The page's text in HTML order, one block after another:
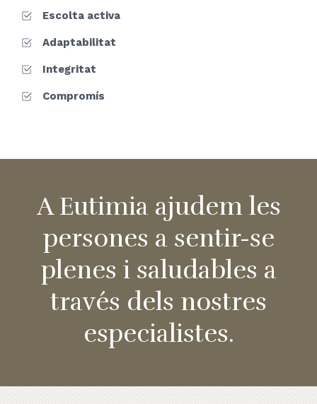
Escolta activa
Adaptabilitat
Integritat
Compromís
A Eutimia ajudem les
persones a sentir-se
plenes i saludables a
través dels nostres
especialistes.